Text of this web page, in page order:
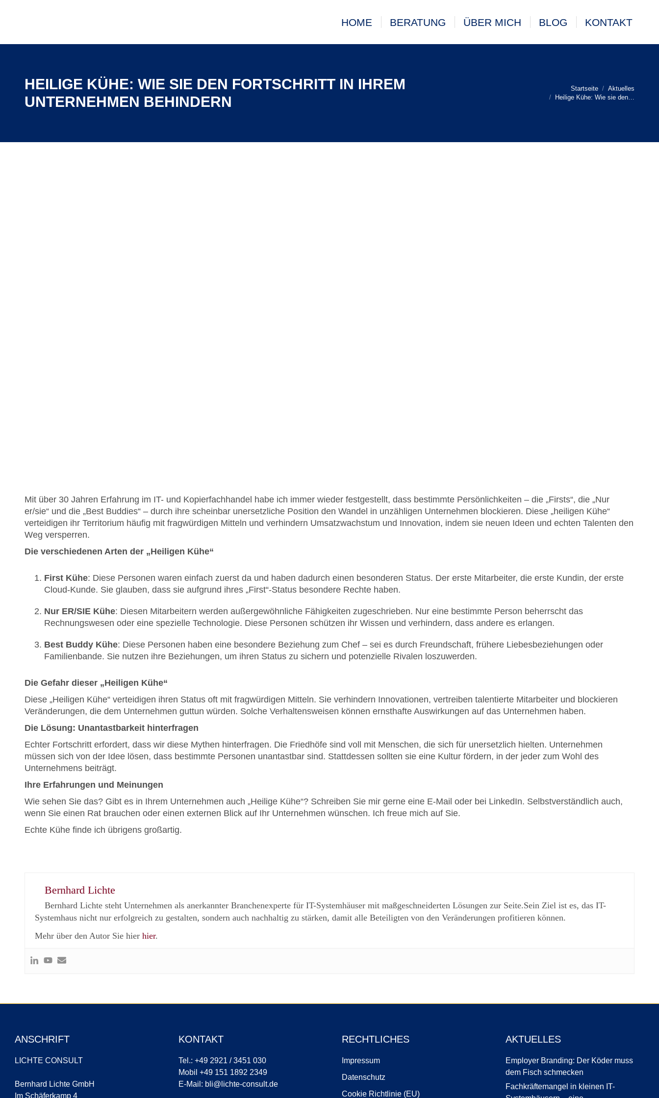
HOME BERATUNG ÜBER MICH BLOG KONTAKT
HEILIGE KÜHE: WIE SIE DEN FORTSCHRITT IN IHREM
UNTERNEHMEN BEHINDERN
Startseite
Aktuelles
Heilige Kühe: Wie sie den…
Mit über 30 Jahren Erfahrung im IT- und Kopierfachhandel habe ich immer wieder festgestellt, dass bestimmte Persönlichkeiten – die „Firsts“, die „Nur
er/sie“ und die „Best Buddies“ – durch ihre scheinbar unersetzliche Position den Wandel in unzähligen Unternehmen blockieren. Diese „heiligen Kühe“
verteidigen ihr Territorium häufig mit fragwürdigen Mitteln und verhindern Umsatzwachstum und Innovation, indem sie neuen Ideen und echten Talenten den
Weg versperren.
Die verschiedenen Arten der „Heiligen Kühe“
First Kühe: Diese Personen waren einfach zuerst da und haben dadurch einen besonderen Status. Der erste Mitarbeiter, die erste Kundin, der erste
Cloud-Kunde. Sie glauben, dass sie aufgrund ihres „First“-Status besondere Rechte haben.
Nur ER/SIE Kühe: Diesen Mitarbeitern werden außergewöhnliche Fähigkeiten zugeschrieben. Nur eine bestimmte Person beherrscht das
Rechnungswesen oder eine spezielle Technologie. Diese Personen schützen ihr Wissen und verhindern, dass andere es erlangen.
Best Buddy Kühe: Diese Personen haben eine besondere Beziehung zum Chef – sei es durch Freundschaft, frühere Liebesbeziehungen oder
Familienbande. Sie nutzen ihre Beziehungen, um ihren Status zu sichern und potenzielle Rivalen loszuwerden.
Die Gefahr dieser „Heiligen Kühe“
Diese „Heiligen Kühe“ verteidigen ihren Status oft mit fragwürdigen Mitteln. Sie verhindern Innovationen, vertreiben talentierte Mitarbeiter und blockieren
Veränderungen, die dem Unternehmen guttun würden. Solche Verhaltensweisen können ernsthafte Auswirkungen auf das Unternehmen haben.
Die Lösung: Unantastbarkeit hinterfragen
Echter Fortschritt erfordert, dass wir diese Mythen hinterfragen. Die Friedhöfe sind voll mit Menschen, die sich für unersetzlich hielten. Unternehmen
müssen sich von der Idee lösen, dass bestimmte Personen unantastbar sind. Stattdessen sollten sie eine Kultur fördern, in der jeder zum Wohl des
Unternehmens beiträgt.
Ihre Erfahrungen und Meinungen
Wie sehen Sie das? Gibt es in Ihrem Unternehmen auch „Heilige Kühe“? Schreiben Sie mir gerne eine E-Mail oder bei LinkedIn. Selbstverständlich auch,
wenn Sie einen Rat brauchen oder einen externen Blick auf Ihr Unternehmen wünschen. Ich freue mich auf Sie.
Echte Kühe finde ich übrigens großartig.
Bernhard Lichte
Bernhard Lichte steht Unternehmen als anerkannter Branchenexperte für IT-Systemhäuser mit maßgeschneiderten Lösungen zur Seite.Sein Ziel ist es, das IT-
Systemhaus nicht nur erfolgreich zu gestalten, sondern auch nachhaltig zu stärken, damit alle Beteiligten von den Veränderungen profitieren können.
Mehr über den Autor Sie hier hier.
ANSCHRIFT
LICHTE CONSULT
Bernhard Lichte GmbH
Im Schäferkamp 4
KONTAKT
Tel.: +49 2921 / 3451 030
Mobil +49 151 1892 2349
E-Mail: bli@lichte-consult.de
RECHTLICHES
Impressum
Datenschutz
Cookie Richtlinie (EU)
AKTUELLES
Employer Branding: Der Köder muss
dem Fisch schmecken
Fachkräftemangel in kleinen IT-